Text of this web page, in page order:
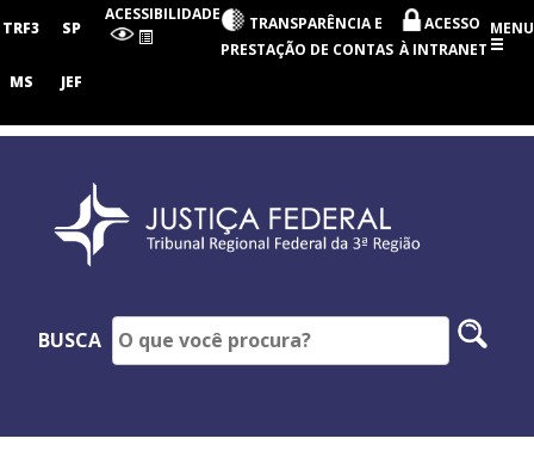
Regional
3ª
TRF3 SP
MS JEF
ACESSIBILIDADE
TRANSPARÊNCIA E
PRESTAÇÃO DE CONTAS
ACESSO
À INTRANET
MENU
BUSCA